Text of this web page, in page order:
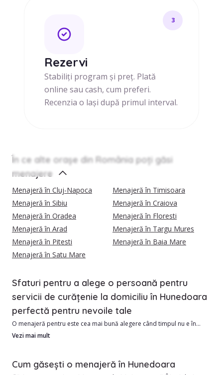
3
Rezervi
Stabiliți program și preț. Plată
online sau cash, cum preferi.
Recenzia o lași după primul interval.
În ce alte orașe din România poți găsi
menajere
Menajeră în Cluj-Napoca
Menajeră în Timisoara
Menajeră în Sibiu
Menajeră în Craiova
Menajeră în Oradea
Menajeră în Floresti
Menajeră în Arad
Menajeră în Targu Mures
Menajeră în Pitesti
Menajeră în Baia Mare
Menajeră în Satu Mare
Sfaturi pentru a alege o persoană pentru
servicii de curățenie la domiciliu în Hunedoara
perfectă pentru nevoile tale
O menajeră pentru este cea mai bună alegere când timpul nu e în
favoarea ta.
Avantajele angajării unui menajere din Hunedoara includ:
1. Costul este de obicei mai mic decât o firmă de curățenie
Vezi mai mult
Cum găsești o menajeră în Hunedoara